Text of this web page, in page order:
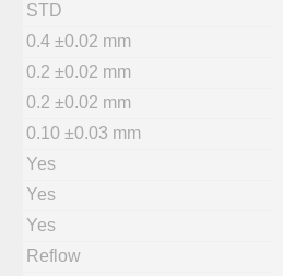
STD
0.4 ±0.02 mm
0.2 ±0.02 mm
0.2 ±0.02 mm
0.10 ±0.03 mm
Yes
Yes
Yes
Reflow